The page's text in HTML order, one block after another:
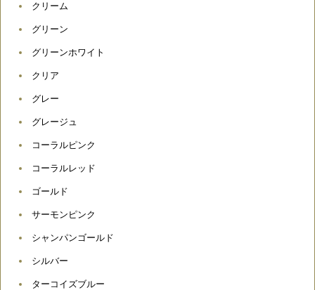
クリーム
グリーン
グリーンホワイト
クリア
グレー
グレージュ
コーラルピンク
コーラルレッド
ゴールド
サーモンピンク
シャンパンゴールド
シルバー
ターコイズブルー